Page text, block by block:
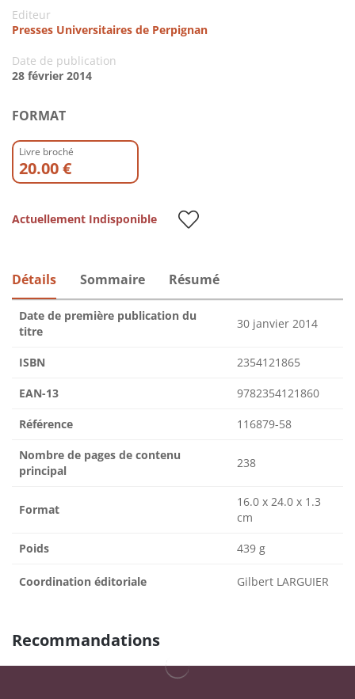
Editeur
Presses Universitaires de Perpignan
Date de publication
28 février 2014
FORMAT
Livre broché
20.00 €
Actuellement Indisponible
Détails Sommaire Résumé
Date de première publication du
titre
30 janvier 2014
ISBN 2354121865
EAN-13 9782354121860
Référence 116879-58
Nombre de pages de contenu
principal
238
Format
16.0 x 24.0 x 1.3
cm
Poids 439 g
Coordination éditoriale Gilbert LARGUIER
Recommandations